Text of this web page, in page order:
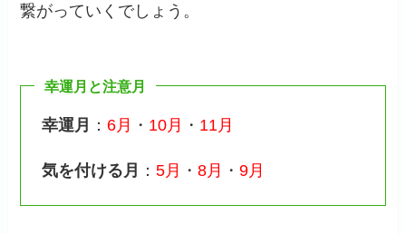
繋がっていくでしょう。
幸運月と注意月
幸運月 ： 6月 ・ 10月 ・ 11月
気を付ける月 ： 5月 ・ 8月 ・ 9月